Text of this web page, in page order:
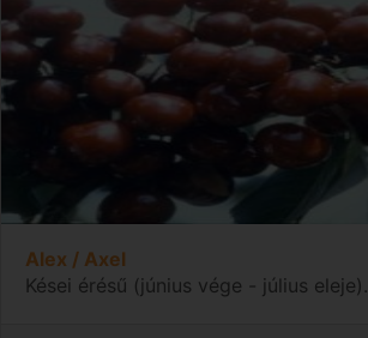
Alex / Axel
Kései érésű (június vége - július eleje).